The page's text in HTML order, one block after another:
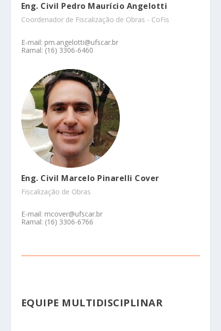
Eng. Civil Pedro Maurício Angelotti
Coordenador de Fiscalização de Obras - CoFis
E-mail: pm.angelotti@ufscar.br
Ramal: (16) 3306-6460
Eng. Civil Marcelo Pinarelli Cover
Fiscalização de Obras
E-mail: mcover@ufscar.br
Ramal: (16) 3306-6766
EQUIPE MULTIDISCIPLINAR